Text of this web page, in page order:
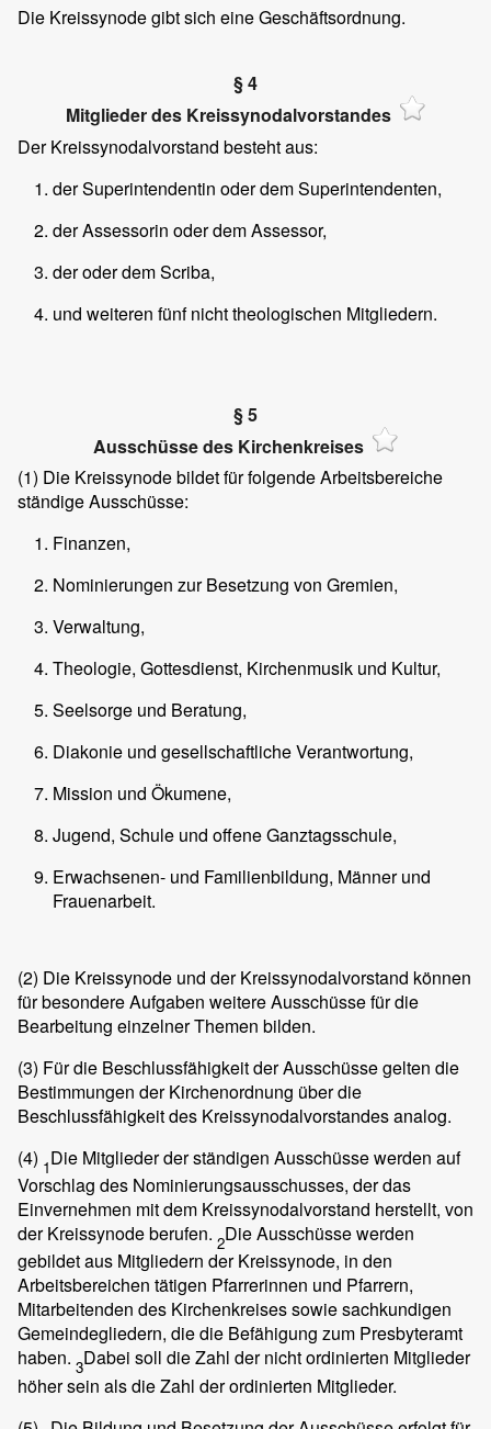
Die Kreissynode gibt sich eine Geschäftsordnung.
§ 4
Mitglieder des Kreissynodalvorstandes
Der Kreissynodalvorstand besteht aus:
der Superintendentin oder dem Superintendenten,
der Assessorin oder dem Assessor,
der oder dem Scriba,
und weiteren fünf nicht theologischen Mitgliedern.
§ 5
Ausschüsse des Kirchenkreises
(1) Die Kreissynode bildet für folgende Arbeitsbereiche
ständige Ausschüsse:
Finanzen,
Nominierungen zur Besetzung von Gremien,
Verwaltung,
Theologie, Gottesdienst, Kirchenmusik und Kultur,
Seelsorge und Beratung,
Diakonie und gesellschaftliche Verantwortung,
Mission und Ökumene,
Jugend, Schule und offene Ganztagsschule,
Erwachsenen- und Familienbildung, Männer und
Frauenarbeit.
(2) Die Kreissynode und der Kreissynodalvorstand können
für besondere Aufgaben weitere Ausschüsse für die
Bearbeitung einzelner Themen bilden.
(3) Für die Beschlussfähigkeit der Ausschüsse gelten die
Bestimmungen der Kirchenordnung über die
Beschlussfähigkeit des Kreissynodalvorstandes analog.
(4) 1Die Mitglieder der ständigen Ausschüsse werden auf
Vorschlag des Nominierungsausschusses, der das
Einvernehmen mit dem Kreissynodalvorstand herstellt, von
der Kreissynode berufen. 2Die Ausschüsse werden
gebildet aus Mitgliedern der Kreissynode, in den
Arbeitsbereichen tätigen Pfarrerinnen und Pfarrern,
Mitarbeitenden des Kirchenkreises sowie sachkundigen
Gemeindegliedern, die die Befähigung zum Presbyteramt
haben. 3Dabei soll die Zahl der nicht ordinierten Mitglieder
höher sein als die Zahl der ordinierten Mitglieder.